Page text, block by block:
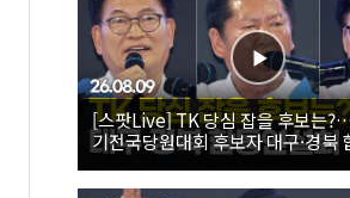
[스팟Live] TK 당심 잡을 후보는
기전국당원대회 후보자 대구·경북
회 생중계 | 26.08.09